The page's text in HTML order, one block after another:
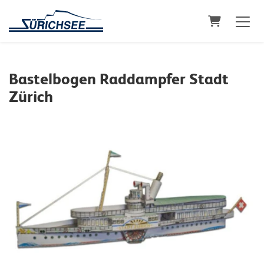
Warenkorb
Bastelbogen Raddampfer Stadt
Zürich